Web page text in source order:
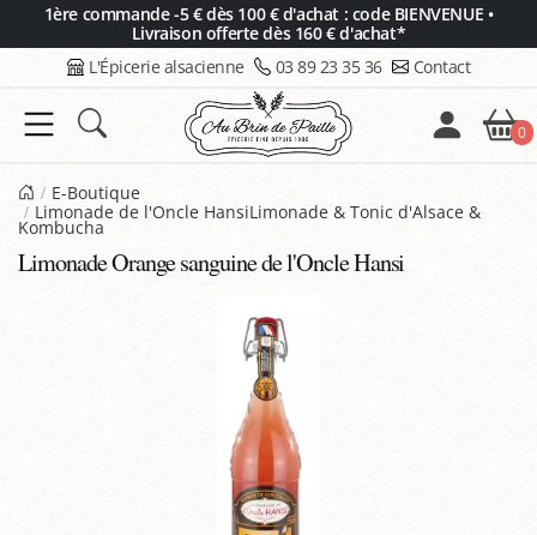
1ère commande -5 € dès 100 € d'achat : code BIENVENUE •
Livraison offerte dès 160 € d'achat*
L'Épicerie alsacienne 03 89 23 35 36 Contact
0
E-Boutique
Limonade de l'Oncle HansiLimonade & Tonic d'Alsace &
Kombucha
Limonade Orange sanguine de l'Oncle Hansi
Panneau de gestion des cookies